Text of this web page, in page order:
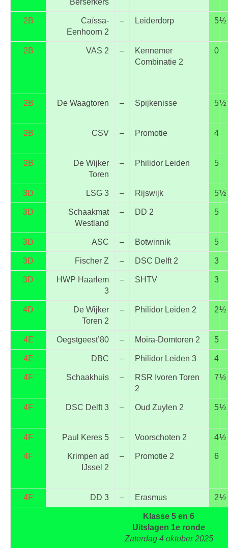
Berserkers
2B
Caïssa-
Eenhoorn 2
– Leiderdorp 5½
2B VAS 2 –
Kennemer
Combinatie 2
0
2B De Waagtoren – Spijkenisse 5½
2B CSV – Promotie 4
2B
De Wijker
Toren
– Philidor Leiden 5
3D LSG 3 – Rijswijk 5½
3D
Schaakmat
Westland
– DD 2 5
3D ASC – Botwinnik 5
3D Fischer Z – DSC Delft 2 3
3D
HWP Haarlem
3
– SHTV 3
4D
De Wijker
Toren 2
– Philidor Leiden 2 2½
4E Oegstgeest’80 – Moira-Domtoren 2 5
4E DBC – Philidor Leiden 3 4
4F Schaakhuis –
RSR Ivoren Toren
2
7½
4F DSC Delft 3 – Oud Zuylen 2 5½
4F Paul Keres 5 – Voorschoten 2 4½
4F
Krimpen ad
IJssel 2
– Promotie 2 6
4F DD 3 – Erasmus 2½
Klasse 5 en 6
Uitslagen 1e ronde
Zaterdag 4 oktober 2025